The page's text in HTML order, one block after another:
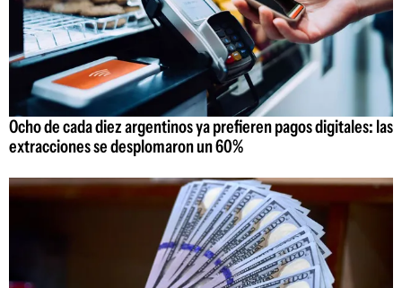
Ocho de cada diez argentinos ya prefieren pagos digitales: las
extracciones se desplomaron un 60%